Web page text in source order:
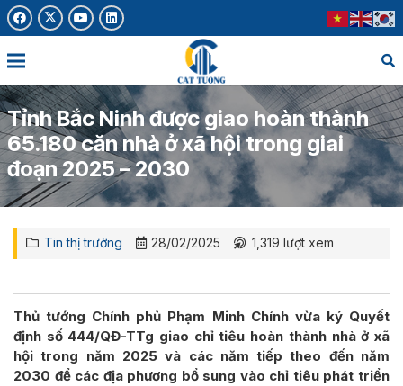
Tỉnh Bắc Ninh được giao hoàn thành
65.180 căn nhà ở xã hội trong giai
đoạn 2025 – 2030
Tin thị trường 28/02/2025 1,319 lượt xem
Thủ tướng Chính phủ Phạm Minh Chính vừa ký Quyết
định số 444/QĐ-TTg giao chỉ tiêu hoàn thành nhà ở xã
hội trong năm 2025 và các năm tiếp theo đến năm
2030 để các địa phương bổ sung vào chỉ tiêu phát triển